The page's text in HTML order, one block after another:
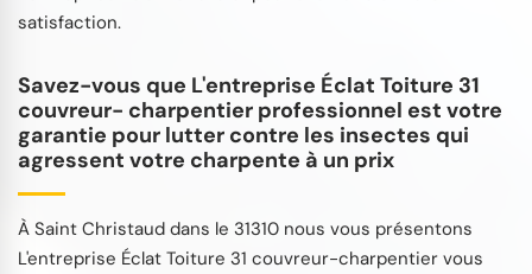
satisfaction.
Savez-vous que L'entreprise Éclat Toiture 31
couvreur- charpentier professionnel est votre
garantie pour lutter contre les insectes qui
agressent votre charpente à un prix
À Saint Christaud dans le 31310 nous vous présentons
L'entreprise Éclat Toiture 31 couvreur-charpentier vous